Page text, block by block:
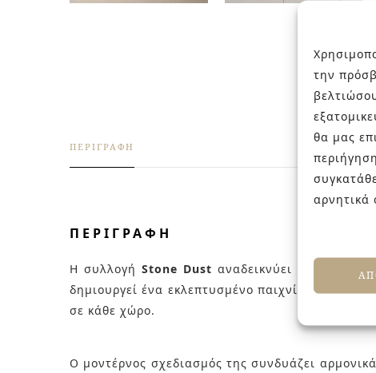
την
θα μας
αρνητικά
ΠΕΡΙΓΡΑΦΉ
ΠΕΡΙΓΡΑΦΉ
Η συλλογήStone Dust αναδεικνύει τη
δημιουργεί ένα εκλεπτυσμένο παιχνίδι
σε κάθε χώρο.
Ο μοντέρνος σχεδιασμός της συνδυάζει